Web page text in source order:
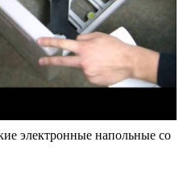
электронные напольные со